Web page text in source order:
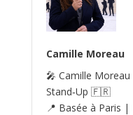
Camille Moreau
🎤 Camille
Stand‑Up 🇫🇷
📍 Basée à Paris